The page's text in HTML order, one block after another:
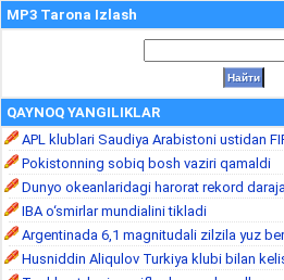
MP3 Tarona Izlash
QAYNOQ YANGILIKLAR
APL klublari Saudiya Arabistoni ustidan
Pokistonning sobiq bosh vaziri qamaldi
Dunyo okeanlaridagi harorat rekord
IBA o‘smirlar mundialini tikladi
Argentinada 6,1 magnitudali zilzila yuz
Husniddin Aliqulov Turkiya klubi bilan